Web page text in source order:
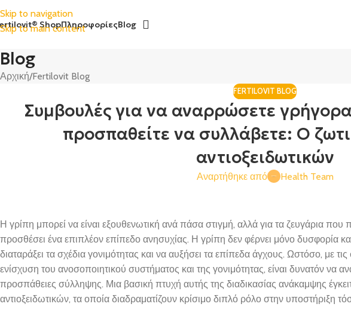
Skip to navigation
Skip to main content
ShopΠληροφορίεςBlog
Blog
Αρχική Fertilovit Blog
FERTILOVIT BLOG
Συμβουλές για να αναρρώσετε
προσπαθείτε να συλλάβετε: Ο
αντιοξειδωτικών
Αναρτήθηκε από Health Team
Η γρίπη μπορεί να είναι εξουθενωτική ανά πάσα στιγμή, αλλά για τα ζευγάρια
προσθέσει ένα επιπλέον επίπεδο ανησυχίας. Η γρίπη δεν φέρνει μόνο δυσφορία
διαταράξει τα σχέδια γονιμότητας και να αυξήσει τα επίπεδα άγχους. Ωστόσο, με
ενίσχυση του ανοσοποιητικού συστήματος και της γονιμότητας, είναι δυνατόν να
προσπάθειες σύλληψης. Μια βασική πτυχή αυτής της διαδικασίας ανάκαμψης
αντιοξειδωτικών, τα οποία διαδραματίζουν κρίσιμο διπλό ρόλο στην υποστήριξη